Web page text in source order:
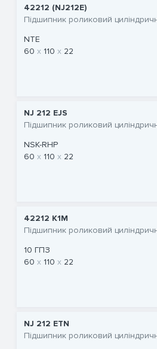
42212 (NJ212E)
Підшипник роликовий
NTE
60
110 22
NJ 212 EJS
Підшипник роликовий
NSK-RHP
60
110 22
42212 К1М
Підшипник роликовий
10 ГПЗ
60
110 22
NJ 212 ETN
Підшипник роликовий